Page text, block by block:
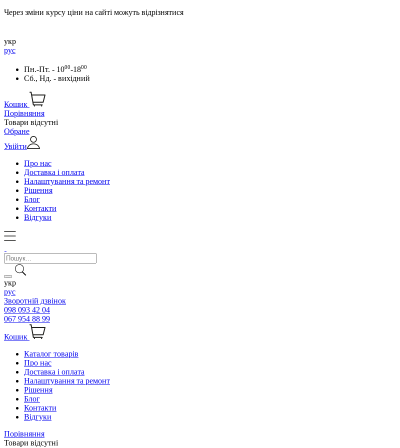
Через зміни курсу ціни на сайті можуть відрізнятися
укр
рус
Пн.-Пт. - 1000-1800
Сб., Нд. - вихідний
Кошик
Порівняння
Товари відсутні
Обране
Увійти
Про нас
Доставка і оплата
Налаштування та ремонт
Рішення
Блог
Контакти
Відгуки
укр
рус
Зворотній дзвінок
098 093 42 04
067 954 88 99
Кошик
Каталог товарів
Про нас
Доставка і оплата
Налаштування та ремонт
Рішення
Блог
Контакти
Відгуки
Порівняння
Товари відсутні